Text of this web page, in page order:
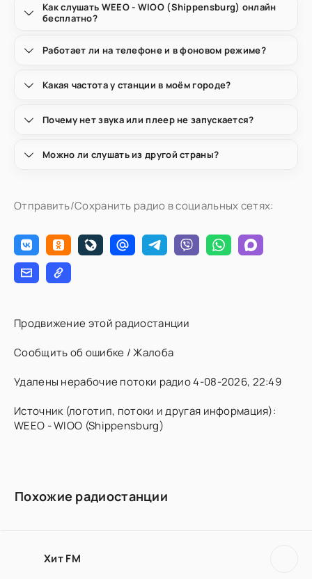
Как слушать WEEO - WIOO (Shippensburg) онлайн
бесплатно?
Работает ли на телефоне и в фоновом режиме?
Какая частота у станции в моём городе?
Почему нет звука или плеер не запускается?
Можно ли слушать из другой страны?
Отправить/Сохранить радио в социальных сетях:
Продвижение этой радиостанции
Сообщить об ошибке / Жалоба
Удалены нерабочие потоки радио 4-08-2026, 22:49
Источник (логотип, потоки и другая информация):
WEEO - WIOO (Shippensburg)
Похожие радиостанции
Хит FM